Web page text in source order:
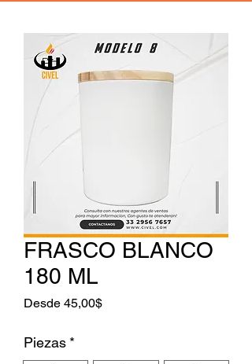
FRASCO BLANCO
180 ML
Desde 45,00$Precio de oferta
Piezas *